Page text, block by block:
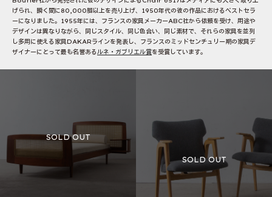
げられ、瞬く間に80,000脚以上を売り上げ、1950年代の彼の作品におけるベストセラ
ーになりました。1955年には、フランスの家具メーカーABC社から依頼を受け、用途や
デザインは異なりながら、同じスタイル、同じ色合い、同じ素材で、それらの家具を並列
し多用に使える家具DAKARラインを発表し、フランスのミッドセンチュリー期の家具デ
ザイナーにとって最も名誉あるルネ・ガブリエル賞を受賞しています。